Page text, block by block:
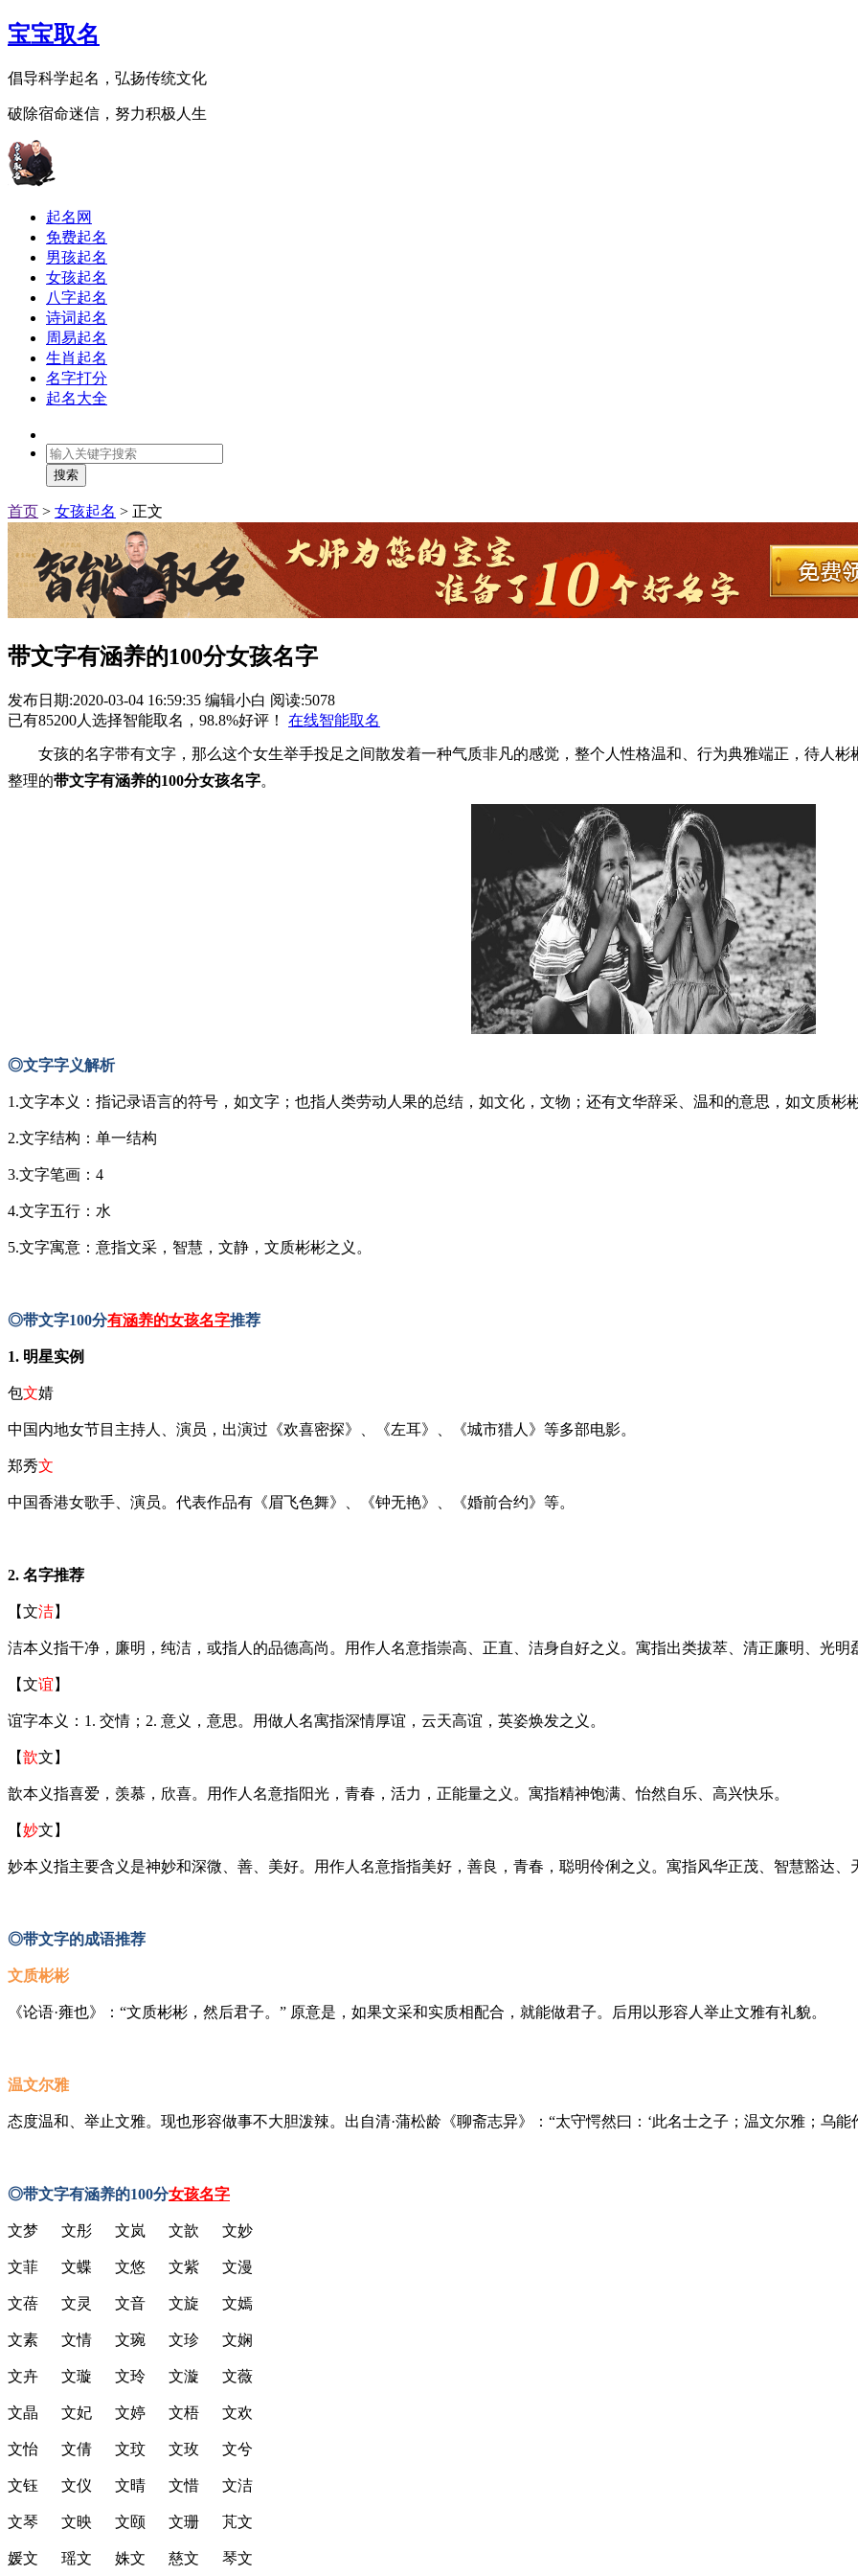
宝宝取名
倡导科学起名，弘扬传统文化
破除宿命迷信，努力积极人生
起名网
免费起名
男孩起名
女孩起名
八字起名
诗词起名
周易起名
生肖起名
名字打分
起名大全
搜索
首页 > 女孩起名 > 正文
带文字有涵养的100分女孩名字
发布日期:2020-03-04 16:59:35 编辑小白 阅读:5078
已有85200人选择智能取名， 98.8%好评！ 在线智能取名
女孩的名字带有文字，那么这个女生举手投足之间散发着一种气质非凡的感觉，整个人性格温和、行为典雅端正，待人彬
整理的带文字有涵养的100分女孩名字。
◎文字字义解析
1.文字本义：指记录语言的符号，如文字；也指人类劳动人果的总结，如文化，文物；还有文华辞采、温和的意思，如文质彬
2.文字结构：单一结构
3.文字笔画：4
4.文字五行：水
5.文字寓意：意指文采，智慧，文静，文质彬彬之义。
◎带文字100分有涵养的女孩名字推荐
1. 明星实例
包文婧
中国内地女节目主持人、演员，出演过《欢喜密探》、《左耳》、《城市猎人》等多部电影。
郑秀文
中国香港女歌手、演员。代表作品有《眉飞色舞》、《钟无艳》、《婚前合约》等。
2. 名字推荐
【文洁】
洁本义指干净，廉明，纯洁，或指人的品德高尚。用作人名意指崇高、正直、洁身自好之义。寓指出类拔萃、清正廉明、光明
【文谊】
谊字本义：1. 交情；2. 意义，意思。用做人名寓指深情厚谊，云天高谊，英姿焕发之义。
【歆文】
歆本义指喜爱，羡慕，欣喜。用作人名意指阳光，青春，活力，正能量之义。寓指精神饱满、怡然自乐、高兴快乐。
【妙文】
妙本义指主要含义是神妙和深微、善、美好。用作人名意指指美好，善良，青春，聪明伶俐之义。寓指风华正茂、智慧豁达、
◎带文字的成语推荐
文质彬彬
《论语·雍也》：“文质彬彬，然后君子。” 原意是，如果文采和实质相配合，就能做君子。后用以形容人举止文雅有礼貌。
温文尔雅
态度温和、举止文雅。现也形容做事不大胆泼辣。出自清·蒲松龄《聊斋志异》：“太守愕然曰：‘此名士之子；温文尔雅；乌能
◎带文字有涵养的100分女孩名字
文梦 文彤 文岚 文歆 文妙
文菲 文蝶 文悠 文紫 文漫
文蓓 文灵 文音 文旋 文嫣
文素 文情 文琬 文珍 文娴
文卉 文璇 文玲 文漩 文薇
文晶 文妃 文婷 文梧 文欢
文怡 文倩 文玟 文玫 文兮
文钰 文仪 文晴 文惜 文洁
文琴 文映 文颐 文珊 芃文
媛文 瑶文 姝文 慈文 琴文